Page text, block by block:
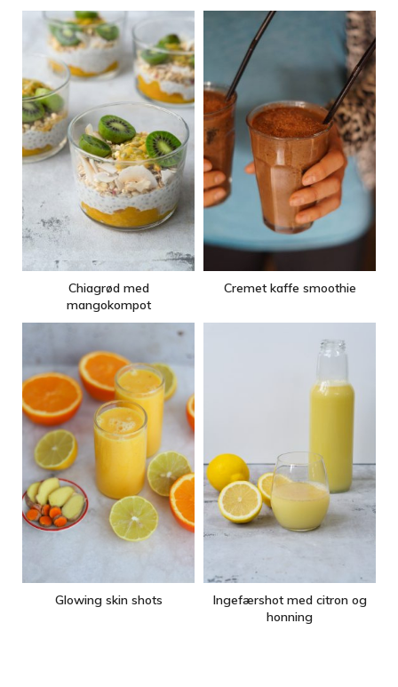
Chiagrød med
mangokompot
Cremet kaffe smoothie
Glowing skin shots
Ingefærshot med citron og
honning